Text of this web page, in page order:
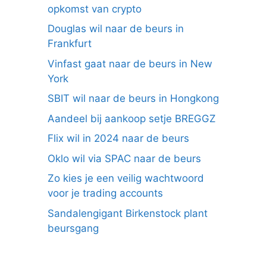
opkomst van crypto
Douglas wil naar de beurs in
Frankfurt
Vinfast gaat naar de beurs in New
York
SBIT wil naar de beurs in Hongkong
Aandeel bij aankoop setje BREGGZ
Flix wil in 2024 naar de beurs
Oklo wil via SPAC naar de beurs
Zo kies je een veilig wachtwoord
voor je trading accounts
Sandalengigant Birkenstock plant
beursgang